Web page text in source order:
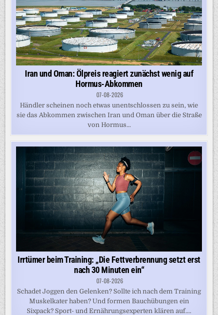
Iran und Oman: Ölpreis reagiert zunächst wenig auf
Hormus-Abkommen
07-08-2026
Händler scheinen noch etwas unentschlossen zu sein, wie
sie das Abkommen zwischen Iran und Oman über die Straße
von Hormus...
Irrtümer beim Training: „Die Fettverbrennung setzt erst
nach 30 Minuten ein“
07-08-2026
Schadet Joggen den Gelenken? Sollte ich nach dem Training
Muskelkater haben? Und formen Bauchübungen ein
Sixpack? Sport- und Ernährungsexperten klären auf....